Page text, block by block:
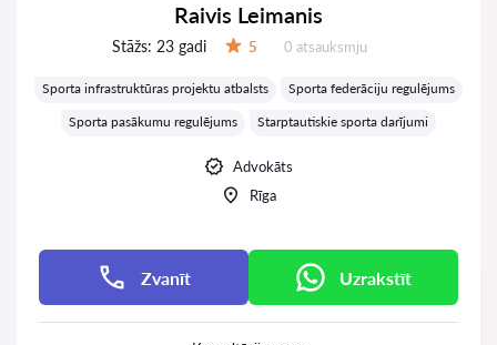
Raivis Leimanis
Stāžs: 23 gadi 5 Atsauksmes:
0 atsauksmju
Sporta infrastruktūras projektu atbalsts
Sporta federāciju regulējums
Sporta pasākumu regulējums
Starptautiskie sporta darījumi
Advokāts
Rīga
Zvanīt Uzrakstīt